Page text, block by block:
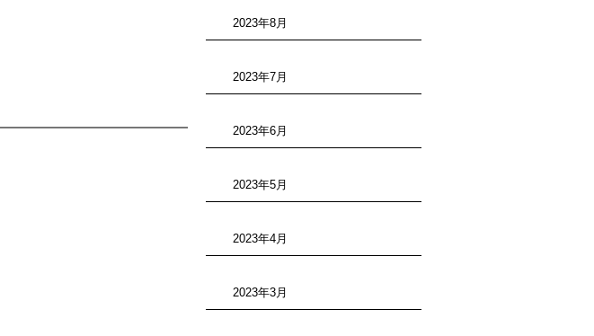
2023年8月
2023年7月
2023年6月
2023年5月
2023年4月
2023年3月